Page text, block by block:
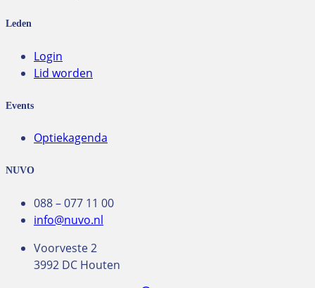
Leden
Login
Lid worden
Events
Optiekagenda
NUVO
088 – 077 11 00
info@nuvo.nl
Voorveste 2
3992 DC Houten